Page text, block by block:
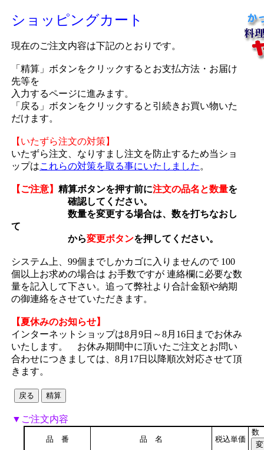
ショッピングカート
現在のご注文内容は下記のとおりです。
「精算」ボタンをクリックするとお支払方法・お届け
先等を
入力するページに進みます。
「戻る」ボタンをクリックすると引続きお買い物いた
だけます。
【いたずら注文の対策】
いたずら注文、なりすまし注文を防止するため当ショ
ップはこれらの対策を取る事にいたしました 。
【ご注意】 精算ボタンを押す前に注文の品名と数量を
確認してください。
数量を変更する場合は、数を打ちなおし
て
から変更ボタンを押してください。
システム上、99個までしかカゴに入りませんので 100
個以上お求めの場合は お手数ですが 連絡欄に必要な数
量を記入して下さい。追って弊社より合計金額や納期
の御連絡をさせていただきます。
【夏休みのお知らせ】
インターネットショップは8月9日～8月16日までお休み
いたします。 お休み期間中に頂いたご注文とお問い
合わせにつきましては、8月17日以降順次対応させて頂
きます。
▼ご注文内容
品 番 品 名 税込単価
数